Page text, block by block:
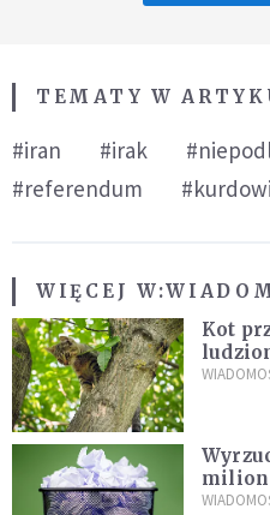
TEMATY W
#iran #irak
#referendum
WIĘCEJ W:
Kot
kaczki.
milion